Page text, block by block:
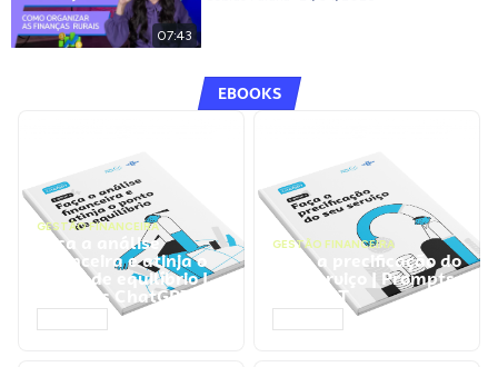
07:43
EBOOKS
GESTÃO FINANCEIRA
Faça a análise
financeira e atinja o
ponto de equilíbrio |
Prompts ChatGPT
GESTÃO FINANCEIRA
Faça a precificação do
seu serviço | Prompts
ChatGPT